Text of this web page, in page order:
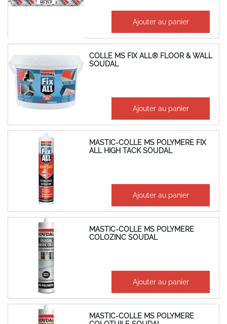
Ajouter au panier
COLLE MS FIX ALL® FLOOR & WALL
SOUDAL
155,24 € Ajouter au panier
MASTIC-COLLE MS POLYMERE FIX
ALL HIGH TACK SOUDAL
32,26 €
26,88 € Ajouter au panier
MASTIC-COLLE MS POLYMERE
COLOZINC SOUDAL
33,71 €
28,09 € Ajouter au panier
MASTIC-COLLE MS POLYMERE